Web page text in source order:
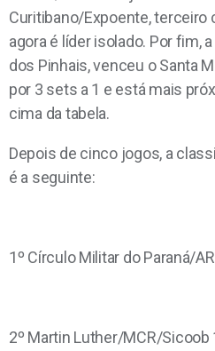
Curitibano/Expoente, terceiro
agora é líder isolado. Por fim,
dos Pinhais, venceu o Santa
por 3 sets a 1 e está mais
cima da tabela.
Depois de cinco jogos, a
é a seguinte:
1º Círculo Militar do Paraná/
2º Martin Luther/MCR/Sicoob